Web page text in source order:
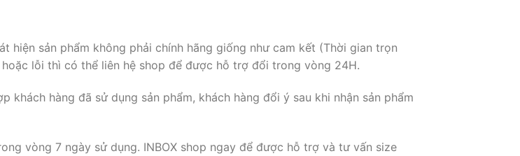
hiện sản phẩm không phải chính hãng giống như cam kết (Thời gian trọn
lỗi thì có thể liên hệ shop để được hỗ trợ đổi trong vòng 24H.
khách hàng đã sử dụng sản phẩm, khách hàng đổi ý sau khi nhận sản phẩm
vòng 7 ngày sử dụng. INBOX shop ngay để được hỗ trợ và tư vấn size